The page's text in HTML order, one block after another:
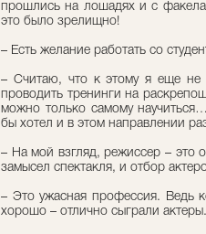
прошлись на лошадях и с
это было зрелищно!
– Есть желание работать со
– Считаю, что к этому я еще не
проводить тренинги на
можно только самому
бы хотел и в этом направлении
– На мой взгляд, режиссер – это
замысел спектакля, и отбор
– Это ужасная профессия. Ведь
хорошо – отлично сыграли актеры.